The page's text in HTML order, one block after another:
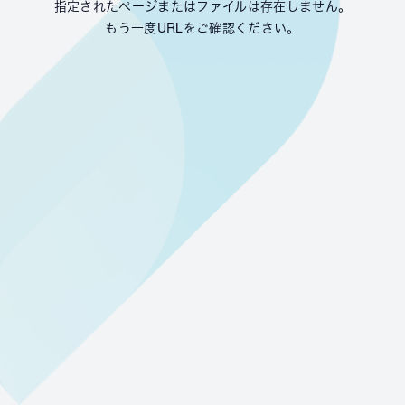
指定されたページまたはファイルは存在しません。
もう一度URLをご確認ください。